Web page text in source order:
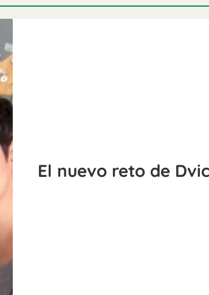
El nuevo reto de